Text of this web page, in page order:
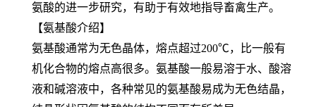
氨酸的进一步研究，有助于有效地指导畜禽生产。
【氨基酸介绍】
氨基酸通常为无色晶体，熔点超过200℃，比一般有
机化合物的熔点高很多。氨基酸一般易溶于水、酸溶
液和碱溶液中，各种常见的氨基酸易成为无色结晶，